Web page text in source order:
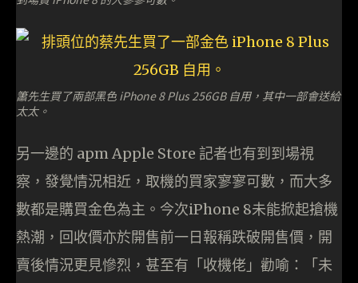
簫先生買了兩部黑色 iPhone 8 Plus 256GB 自用，其中一部會送給
太太。
另一邊的 apm Apple Store 記者也有到到場視
察，發覺情況相近，取機的買家寥寥可數，而大多
數都是購買金色為主。今次iPhone 8未能掀起搶機
熱潮，回收價亦於開售前一日報稱跌破開售價，開
賣後情況更見慘烈，甚至有「收機佬」勸喻：「未